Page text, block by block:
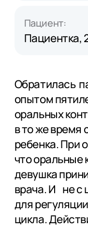
Пациент:
Пациентка,
Обратилась
опытом
оральных
в то же время
ребенка. При
что оральные
девушка
врача. И не с
для
цикла.